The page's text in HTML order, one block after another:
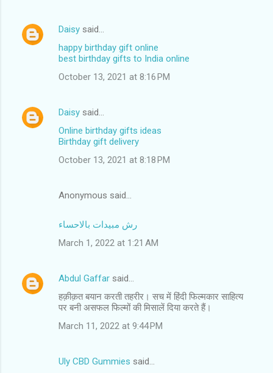
Daisy said…
happy birthday gift online
best birthday gifts to India online
October 13, 2021 at 8:16 PM
Daisy said…
Online birthday gifts ideas
Birthday gift delivery
October 13, 2021 at 8:18 PM
Anonymous said…
رش مبيدات بالاحساء
March 1, 2022 at 1:21 AM
Abdul Gaffar said…
हक़ीक़त बयान करती तहरीर। सच में हिंदी फिल्मकार साहित्य
पर बनी असफल फिल्मों की मिसालें दिया करते हैं।
March 11, 2022 at 9:44 PM
Uly CBD Gummies said…